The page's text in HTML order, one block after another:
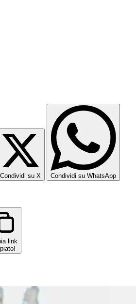
Condividi su X Condividi su WhatsApp
link